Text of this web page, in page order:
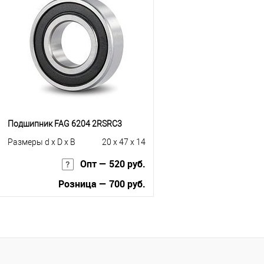
Купить в 1 клик
К сравнению
В избранное
Под заказ
Подшипник FAG 6204 2RSRC3
Размеры d x D x B
20 x 47 x 14
Опт — 520 руб.
Розница — 700 руб.